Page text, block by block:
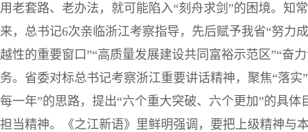
用老套路、老办法，就可能陷入“刻舟求剑”的困境。知
来，总书记6次亲临浙江考察指导，先后赋予我省“努力
越性的重要窗口”“高质量发展建设共同富裕示范区”“奋
务。省委对标总书记考察浙江重要讲话精神，聚焦“落
每一年”的思路，提出“六个重大突破、六个更加”的具
担当精神。《之江新语》里鲜明强调，要把上级精神与